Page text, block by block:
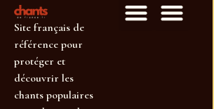
Site français de
référence pour
protéger et
découvrir les
chants populaires